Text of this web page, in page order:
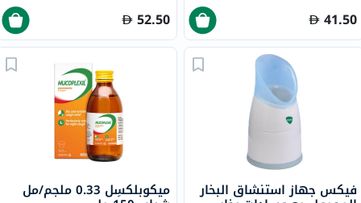
41.50
52.50
فيكس جهاز استنشاق البخار ميكوبلكسِل 0.33 ملجم/مل